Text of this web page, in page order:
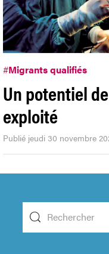
#Migrants qualifiés
Un potentiel
exploité
Publié jeudi 30 novembre